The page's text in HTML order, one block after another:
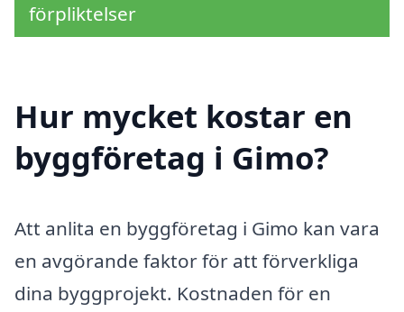
förpliktelser
Hur mycket kostar en
byggföretag i Gimo?
Att anlita en byggföretag i Gimo kan vara
en avgörande faktor för att förverkliga
dina byggprojekt. Kostnaden för en